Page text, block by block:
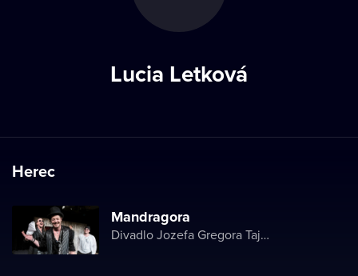
Lucia Letková
Herec
Mandragora
Divadlo Jozefa Gregora Tajovského